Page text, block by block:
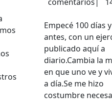
Empecé 100 días
antes, con un
publicado aquí a
diario.Cambia la
en que uno ve y
a día.Se me hizo
costumbre